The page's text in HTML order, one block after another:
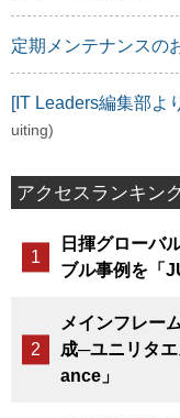
定期メンテナンスの
[IT Leaders編集部よ
uiting)
アクセスランキン
日揮グローバ
ブル事例を「
メインフレー
成─ユニリタ
ance」